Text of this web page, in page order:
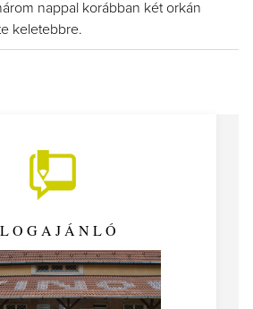
nappal korábban két orkán
keletebbre.